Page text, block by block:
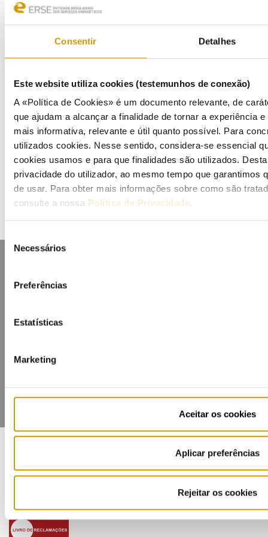
Consentir Detalhes
Este website utiliza cookies (testemunhos de conexão)
A «Política de Cookies» é um documento relevante, de
que ajudam a alcançar a finalidade de tornar a experiência
mais informativa, relevante e útil quanto possível. Para
utilizados cookies. Nesse sentido, considera-se essencial
cookies usamos e para que finalidades são utilizados.
privacidade do utilizador, ao mesmo tempo que garantimos
de usar. Para obter mais informações sobre como são
consulte a nossa Política de Privacidade.
Necessários
Preferências
Estatísticas
Marketing
Aceitar os cookies
Aplicar preferências
Rejeitar os cookies
Bulletins (PT)
Publications (PT)
Presentations (PT)
Events
Calendar
Mailing List
Contacts
COFINANCIADORES: